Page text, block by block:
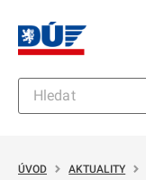
ÚVOD AKTUALITY